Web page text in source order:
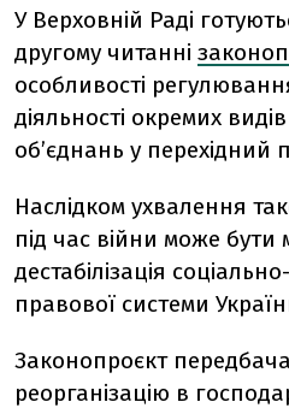
У Верховній Раді
другому читанні
особливості
діяльності окремих
об’єднань у перехідний
Наслідком ухвалення
під час війни може
дестабілізація
правової системи
Законопроєкт
реорганізацію в